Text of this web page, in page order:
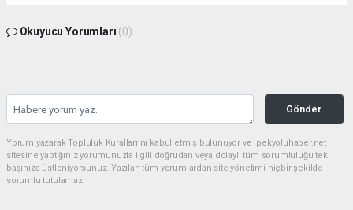
Okuyucu Yorumları (0)
Gönder
Yorum yazarak Topluluk Kuralları’nı kabul etmiş bulunuyor ve ipekyoluhaber.net
sitesine yaptığınız yorumunuzla ilgili doğrudan veya dolaylı tüm sorumluluğu tek
başınıza üstleniyorsunuz. Yazılan tüm yorumlardan site yönetimi hiçbir şekilde
sorumlu tutulamaz.